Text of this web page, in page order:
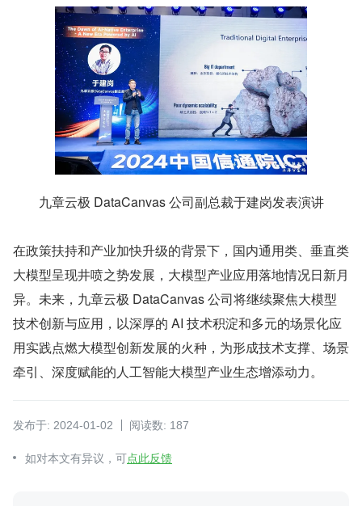
九章云极 DataCanvas 公司副总裁于建岗发表演讲
在政策扶持和产业加快升级的背景下，国内通用类、垂直类
大模型呈现井喷之势发展，大模型产业应用落地情况日新月
异。未来，九章云极 DataCanvas 公司将继续聚焦大模型
技术创新与应用，以深厚的 AI 技术积淀和多元的场景化应
用实践点燃大模型创新发展的火种，为形成技术支撑、场景
牵引、深度赋能的人工智能大模型产业生态增添动力。
发布于: 2024-01-02 阅读数: 187
如对本文有异议，可点此反馈